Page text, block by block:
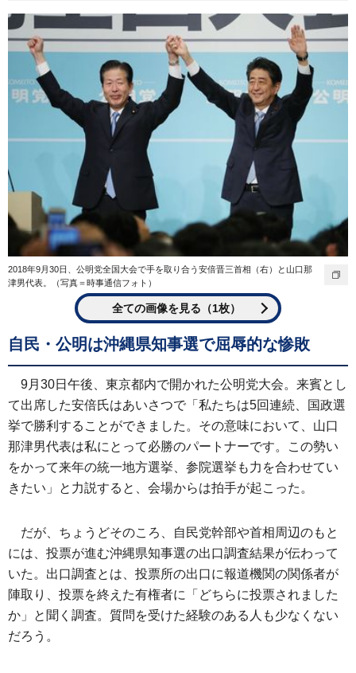
2018年9月30日、公明党全国大会で手を取り合う安倍晋三首相（右）と山口那
津男代表。（写真＝時事通信フォト）
全ての画像を見る（1枚）
自民・公明は沖縄県知事選で屈辱的な惨敗
9月30日午後、東京都内で開かれた公明党大会。来賓とし
て出席した安倍氏はあいさつで「私たちは5回連続、国政選
挙で勝利することができました。その意味において、山口
那津男代表は私にとって必勝のパートナーです。この勢い
をかって来年の統一地方選挙、参院選挙も力を合わせてい
きたい」と力説すると、会場からは拍手が起こった。
だが、ちょうどそのころ、自民党幹部や首相周辺のもと
には、投票が進む沖縄県知事選の出口調査結果が伝わって
いた。出口調査とは、投票所の出口に報道機関の関係者が
陣取り、投票を終えた有権者に「どちらに投票されました
か」と聞く調査。質問を受けた経験のある人も少なくない
だろう。